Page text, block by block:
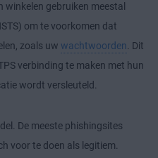
winkelen gebruiken meestal
om te voorkomen dat
zoals uw wachtwoorden . Dit
verbinding te maken met hun
wordt versleuteld.
De meeste phishingsites
voor te doen als legitiem.